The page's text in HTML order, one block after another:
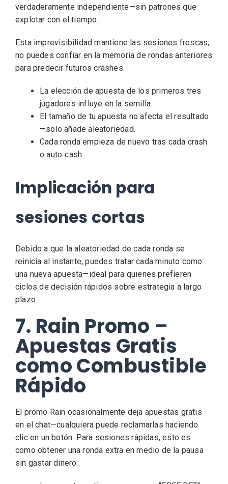
verdaderamente independiente—sin patrones que
explotar con el tiempo.
Esta imprevisibilidad mantiene las sesiones frescas;
no puedes confiar en la memoria de rondas anteriores
para predecir futuros crashes.
La elección de apuesta de los primeros tres
jugadores influye en la semilla.
El tamaño de tu apuesta no afecta el resultado
—solo añade aleatoriedad.
Cada ronda empieza de nuevo tras cada crash
o auto‑cash.
Implicación para
sesiones cortas
Debido a que la aleatoriedad de cada ronda se
reinicia al instante, puedes tratar cada minuto como
una nueva apuesta—ideal para quienes prefieren
ciclos de decisión rápidos sobre estrategia a largo
plazo.
7. Rain Promo –
Apuestas Gratis
como Combustible
Rápido
El promo Rain ocasionalmente deja apuestas gratis
en el chat—cualquiera puede reclamarlas haciendo
clic en un botón. Para sesiones rápidas, esto es
como obtener una ronda extra en medio de la pausa
sin gastar dinero.